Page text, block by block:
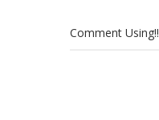
Comment Using!!